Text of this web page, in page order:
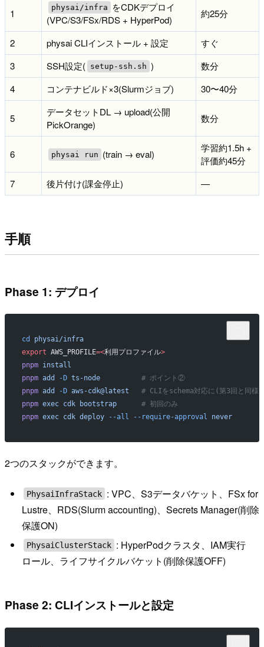
1 physai/infra
をCDKデプロイ
(VPC/S3/FSx/RDS + HyperPod)
約25分
2 physai CLIインストール + 設定
すぐ
3
SSH設定( setup-ssh.sh )
数分
4
コンテナビルド×3(Slurmジョブ) 30〜40分
5
データセットDL → upload(公開
PickOrange)
数分
6 physai run (train → eval)
学習約1.5h +
評価約45分
7
後片付け(課金停止) —
手順
Phase 1: デプロイ
cd
physai/infra
export AWS_PROFILE=<利用プロファイル>
pnpm install
pnpm add -D ts-node
          # ポイント②
pnpm add -D aws-cdk@latest
   # CLIをschema対応に(第3回と同様)
pnpm exec cdk bootstrap
      # 初回のみ
pnpm exec cdk deploy --all --require-approval never
2つのスタックができます。
PhysaiInfraStack : VPC、S3データバケット、FSx for
Lustre、RDS(Slurm accounting)、Secrets Manager(削除
保護ON)
PhysaiClusterStack : HyperPodクラスタ、IAM実行
ロール、ライフサイクルバケット(削除保護OFF)
Phase 2: CLIインストールと設定